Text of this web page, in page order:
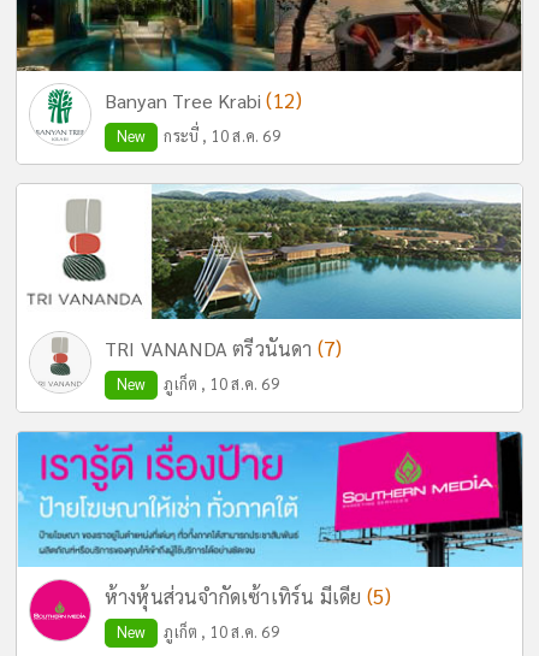
Banyan Tree Krabi(12)
New กระบี่ , 10 ส.ค. 69
TRI VANANDA ตรีวนันดา (7)
New ภูเก็ต , 10 ส.ค. 69
ห้างหุ้นส่วนจำกัดเซ้าเทิร์น มีเดีย (5)
New ภูเก็ต , 10 ส.ค. 69